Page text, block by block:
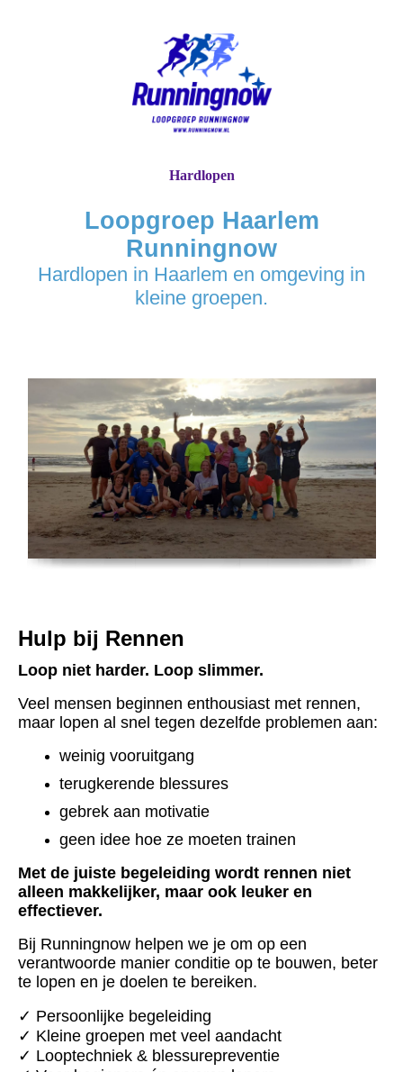
Loopgroep Haarlem
Runningnow
Hardlopen in Haarlem en omgeving in
kleine groepen.
Hardlopen
Hulp bij Rennen
Loop niet harder. Loop slimmer.
Veel mensen beginnen enthousiast met rennen,
maar lopen al snel tegen dezelfde problemen aan:
weinig vooruitgang
terugkerende blessures
gebrek aan motivatie
geen idee hoe ze moeten trainen
Met de juiste begeleiding wordt rennen niet
alleen makkelijker, maar ook leuker en
effectiever.
Bij Runningnow helpen we je om op een
verantwoorde manier conditie op te bouwen, beter
te lopen en je doelen te bereiken.
✓ Persoonlijke begeleiding
✓ Kleine groepen met veel aandacht
✓ Looptechniek & blessurepreventie